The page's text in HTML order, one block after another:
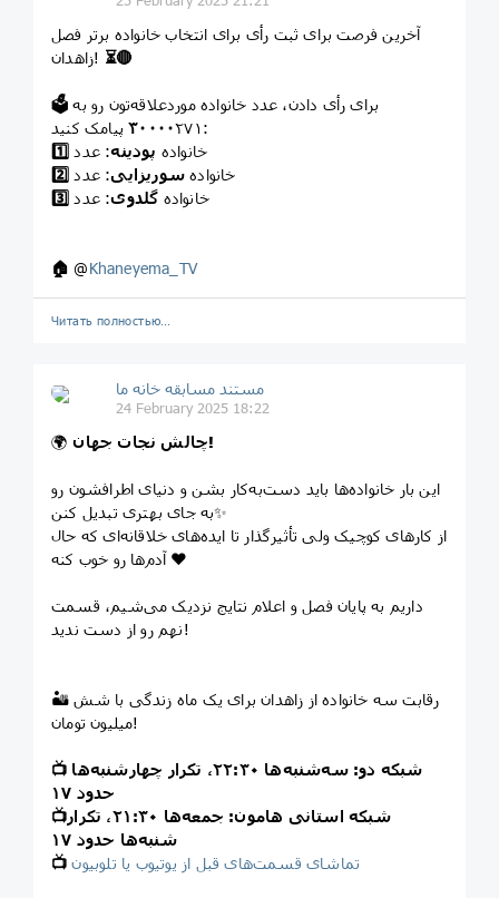
آخرین فرصت برای ثبت رأی برای انتخاب خانواده برتر فصل
زاهدان! ⏳🔴
🗳 برای رأی دادن، عدد خانواده موردعلاقه‌تون رو به
۳
۰۰۰۰۲۷۱ پیامک کنید:
خانواده پودینه: عدد 1️⃣
خانواده سوریزایی: عدد 2️⃣
خانواده گلدوی: عدد 3️⃣
🏠 @Khaneyema_TV
Читать полностью…
مستند مسابقه خانه ما
24 February 2025 18:22
🌍 چالش نجات جهان!
این بار خانواده‌ها باید دست‌به‌کار بشن و دنیای اطرافشون رو
به جای بهتری تبدیل کنن✨
از کارهای کوچیک ولی تأثیرگذار تا ایده‌های خلاقانه‌ای که حال
آدم‌ها رو خوب کنه ❤️
داریم به پایان فصل و اعلام نتایج نزدیک می‌شیم، قسمت
نهم رو از دست ندید!
🏜 رقابت سه خانواده از زاهدان برای یک ماه زندگی با شش
میلیون تومان!
📺
حدود ۱۷
📺شبکه استانی هامون: جمعه‌ها ۲۱:۳۰، تکرار
شنبه‌ها حدود ۱۷
📺 تماشای قسمت‌های قبل از یوتیوب یا تلوبیون